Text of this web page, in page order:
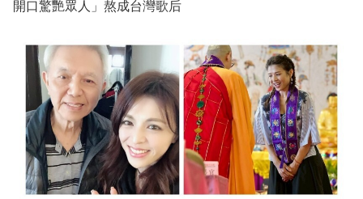
開口驚艷眾人」熬成台灣歌后